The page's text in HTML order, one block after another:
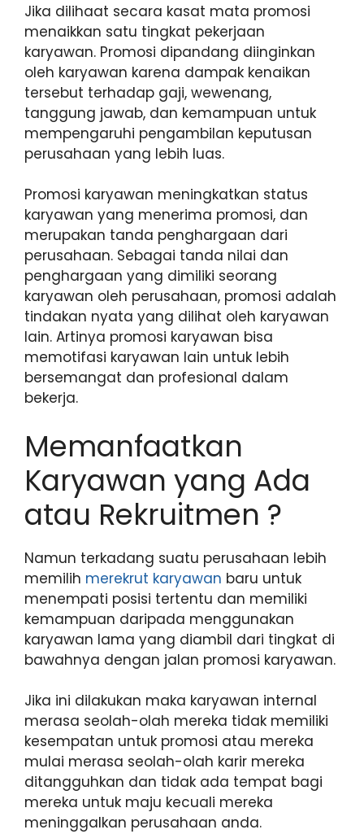
Jika dilihaat secara kasat mata promosi
menaikkan satu tingkat pekerjaan
karyawan. Promosi dipandang diinginkan
oleh karyawan karena dampak kenaikan
tersebut terhadap gaji, wewenang,
tanggung jawab, dan kemampuan untuk
mempengaruhi pengambilan keputusan
perusahaan yang lebih luas.
Promosi karyawan meningkatkan status
karyawan yang menerima promosi, dan
merupakan tanda penghargaan dari
perusahaan. Sebagai tanda nilai dan
penghargaan yang dimiliki seorang
karyawan oleh perusahaan, promosi adalah
tindakan nyata yang dilihat oleh karyawan
lain. Artinya promosi karyawan bisa
memotifasi karyawan lain untuk lebih
bersemangat dan profesional dalam
bekerja.
Memanfaatkan
Karyawan yang Ada
atau Rekruitmen ?
Namun terkadang suatu perusahaan lebih
memilih merekrut karyawan baru untuk
menempati posisi tertentu dan memiliki
kemampuan daripada menggunakan
karyawan lama yang diambil dari tingkat di
bawahnya dengan jalan promosi karyawan.
Jika ini dilakukan maka karyawan internal
merasa seolah-olah mereka tidak memiliki
kesempatan untuk promosi atau mereka
mulai merasa seolah-olah karir mereka
ditangguhkan dan tidak ada tempat bagi
mereka untuk maju kecuali mereka
meninggalkan perusahaan anda.